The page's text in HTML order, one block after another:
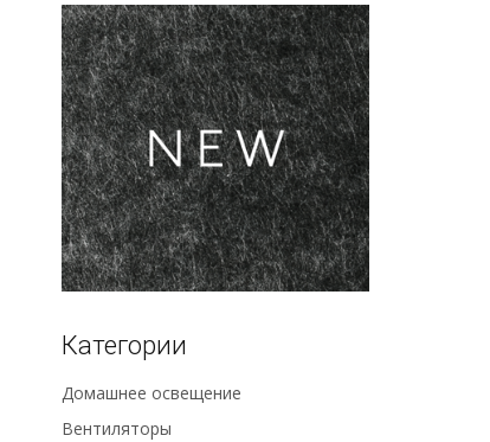
Категории
Домашнее освещение
Вентиляторы